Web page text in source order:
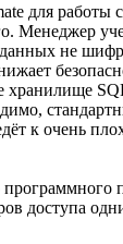
для работы
Менеджер
не
хранилище
к очень
доступа